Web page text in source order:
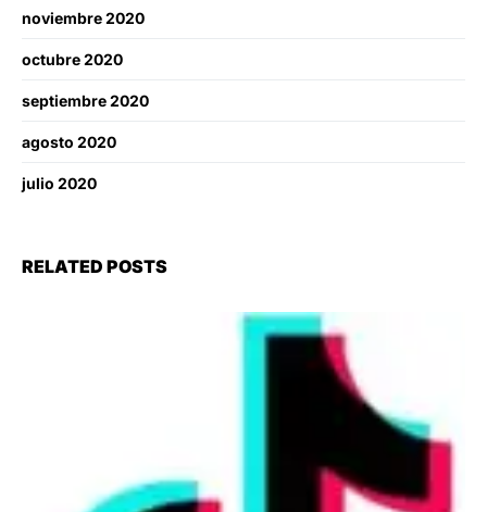
noviembre 2020
octubre 2020
septiembre 2020
agosto 2020
julio 2020
RELATED POSTS